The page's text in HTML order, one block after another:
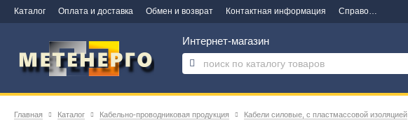
Каталог Оплата и доставка Обмен и возврат Контактная информация Справочная информация
Интернет-магазин
Главная Каталог Кабельно-проводниковая продукция Кабели силовые, с пластмассовой изоляцией